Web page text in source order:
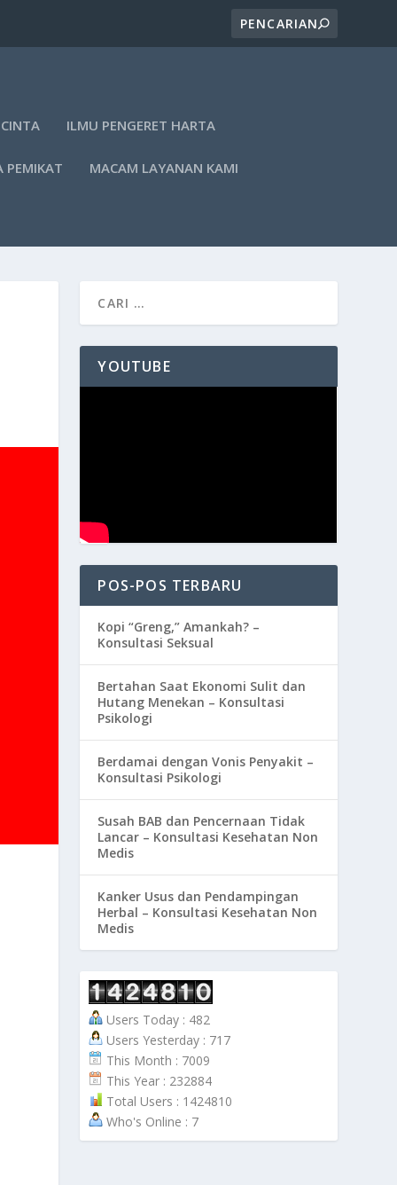
ILMU PENGERET HARTA
PEMIKAT MACAM LAYANAN KAMI
YOUTUBE
POS-POS TERBARU
Kopi “Greng,” Amankah? –
Konsultasi Seksual
Bertahan Saat Ekonomi Sulit dan
Hutang Menekan – Konsultasi
Psikologi
Berdamai dengan Vonis Penyakit –
Konsultasi Psikologi
Susah BAB dan Pencernaan Tidak
Lancar – Konsultasi Kesehatan Non
Medis
Kanker Usus dan Pendampingan
Herbal – Konsultasi Kesehatan Non
Medis
Users Today : 482
Users Yesterday : 717
This Month : 7009
This Year : 232884
Total Users : 1424810
Who's Online : 7